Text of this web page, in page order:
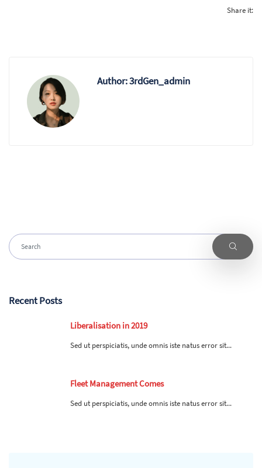
Share it:
Author:3rdGen_admin
Recent Posts
Liberalisation in 2019
Sed ut perspiciatis, unde omnis iste natus error sit...
Fleet Management Comes
Sed ut perspiciatis, unde omnis iste natus error sit...